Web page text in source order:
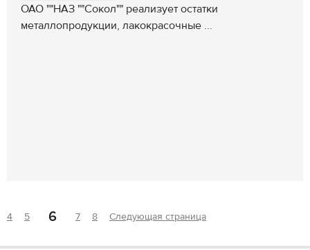
ОАО ""НАЗ ""Сокол"" реализует остатки
металлопродукции, лакокрасочные ...
4 5 6 7 8 Следующая страница